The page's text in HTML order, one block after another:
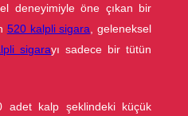
deneyimiyle öne çıkan bir
520 kalpli sigara , geleneksel
sigarayı sadece bir tütün
adet kalp şeklindeki küçük